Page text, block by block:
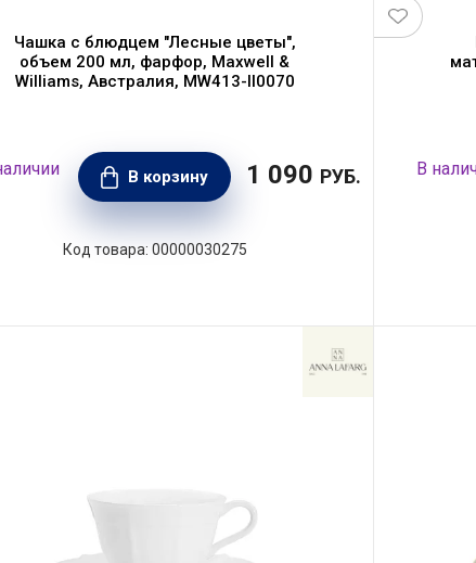
Чашка с блюдцем "Лесные цветы",
объем 200 мл, фарфор, Maxwell &
Williams, Австралия, MW413-II0070
В корзину 1 090 РУБ.
00000030275